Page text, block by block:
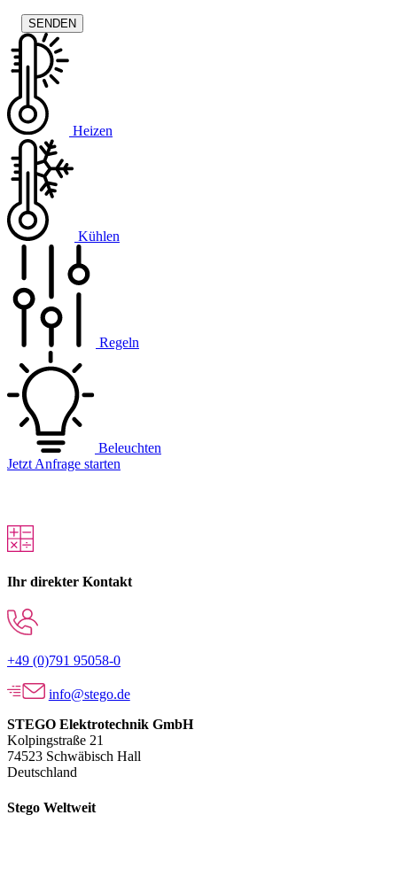
Heizen
Kühlen
Regeln
Beleuchten
Jetzt Anfrage starten
Ihr direkter Kontakt
+49 (0)791 95058-0
info@stego.de
STEGO Elektrotechnik GmbH
Kolpingstraße 21
74523 Schwäbisch Hall
Deutschland
Stego Weltweit